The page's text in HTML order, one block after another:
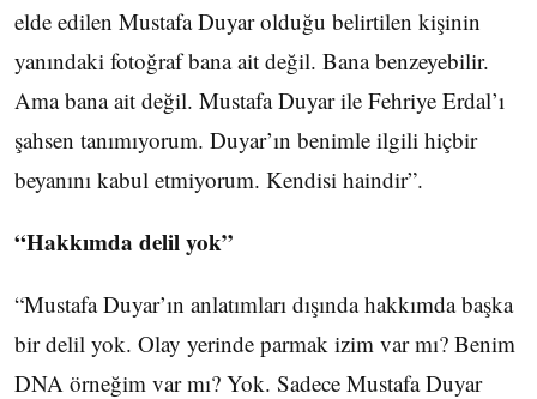
elde edilen Mustafa Duyar olduğu belirtilen kişinin
yanındaki fotoğraf bana ait değil. Bana benzeyebilir.
Ama bana ait değil. Mustafa Duyar ile Fehriye Erdal’ı
şahsen tanımıyorum. Duyar’ın benimle ilgili hiçbir
beyanını kabul etmiyorum. Kendisi haindir”.
“Hakkımda delil yok”
“Mustafa Duyar’ın anlatımları dışında hakkımda başka
bir delil yok. Olay yerinde parmak izim var mı? Benim
DNA örneğim var mı? Yok. Sadece Mustafa Duyar